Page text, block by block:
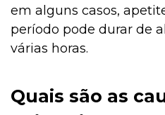
em alguns casos,
período pode durar de
várias horas.
Quais são as